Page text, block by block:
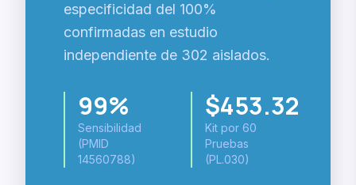
especificidad del 100%
confirmadas en estudio
independiente de 302 aislados.
99%
Sensibilidad
(PMID
14560788)
$453.32
Kit por 60
Pruebas
(PL.030)